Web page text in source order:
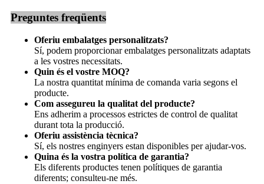
Preguntes freqüents
Oferiu embalatges personalitzats?
Sí, podem proporcionar embalatges personalitzats adaptats
a les vostres necessitats.
Quin és el vostre MOQ?
La nostra quantitat mínima de comanda varia segons el
producte.
Com assegureu la qualitat del producte?
Ens adherim a processos estrictes de control de qualitat
durant tota la producció.
Oferiu assistència tècnica?
Sí, els nostres enginyers estan disponibles per ajudar-vos.
Quina és la vostra política de garantia?
Els diferents productes tenen polítiques de garantia
diferents; consulteu-ne més.